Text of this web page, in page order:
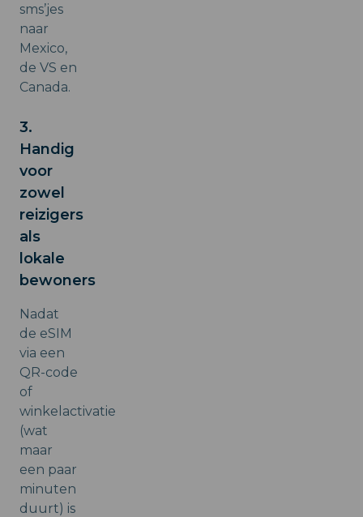
sms’jes
naar
Mexico,
de VS en
Canada.
3.
Handig
voor
zowel
reizigers
als
lokale
bewoners
Nadat
de eSIM
via een
QR-code
of
winkelactivatie
(wat
maar
een paar
minuten
duurt) is